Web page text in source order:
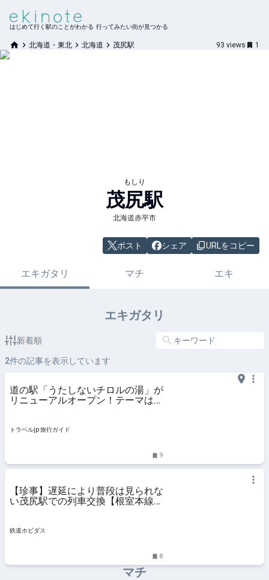
はじめて行く駅のことがわかる 行ってみたい街が見つかる
北海道・東北 北海道 茂尻駅 93 views 1
もしり
茂尻駅
北海道赤平市
ポスト シェア URLをコピー
エキガタリ マチ エキ
エキガタリ
新着順
2件の記事を表示しています
道の駅「うたしないチロルの湯」が
リニューアルオープン！テーマはサ
トラベルjp 旅行ガイド
9
【珍事】遅延により普段は見られな
い茂尻駅での列車交換【根室本線】
鉄道ホビダス
8
マチ